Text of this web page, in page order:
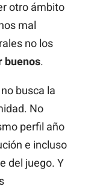
otro ámbito
mal
no los
buenos.
busca la
No
perfil año
e incluso
del juego. Y